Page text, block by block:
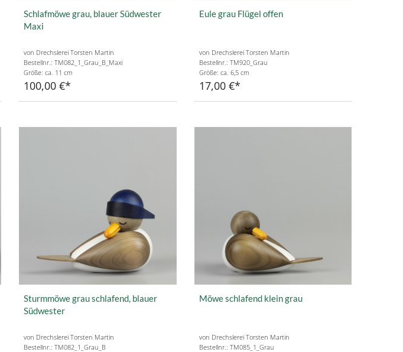
Schlafmöwe grau, blauer Südwester
Maxi
von Drechslerei Torsten Martin
Bestellnr.: TM082_1_Grau_B_Maxi
Größe: ca. 11 cm
100,00 €
Eule grau Flügel offen
von Drechslerei Torsten Martin
Bestellnr.: TM920_Grau
Größe: ca. 6,5 cm
17,00 €
Sturmmöwe grau schlafend, blauer
Südwester
von Drechslerei Torsten Martin
Bestellnr.: TM082_1_Grau_B
Möwe schlafend klein grau
von Drechslerei Torsten Martin
Bestellnr.: TM085_1_Grau